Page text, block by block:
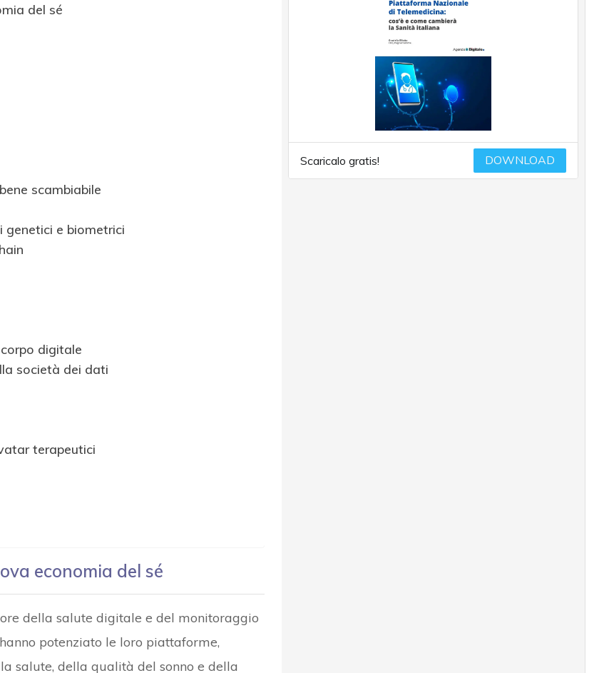
del sé
scambiabile
genetici e biometrici
digitale
società dei dati
terapeutici
economia del sé
della salute digitale e del monitoraggio
potenziato le loro piattaforme,
salute, della qualità del sonno e della
Scaricalo gratis! DOWNLOAD